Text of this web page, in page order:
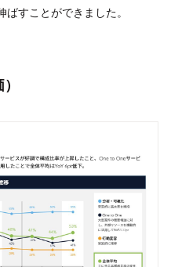
すことができました。